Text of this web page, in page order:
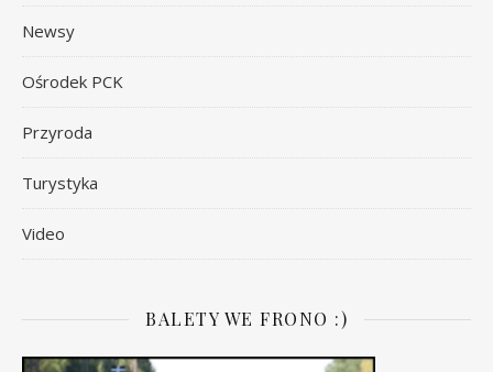
Newsy
Ośrodek PCK
Przyroda
Turystyka
Video
BALETY WE FRONO :)